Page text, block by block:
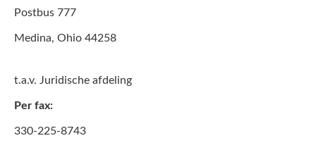
Postbus 777
Medina, Ohio 44258
t.a.v. Juridische afdeling
Per fax:
330-225-8743